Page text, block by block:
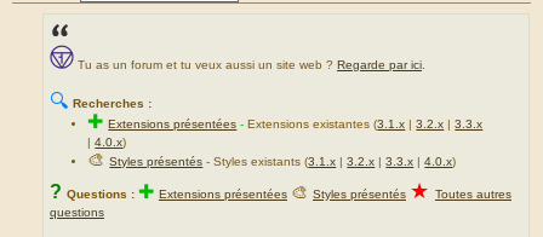
Tu as un forum et tu veux aussi un site web ? Regarde par ici
🔍 Recherches :
✚Extensions présentées -Extensions existantes (3.1.x |3.2.x |3.3.x
|4.0.x)
🎨Styles présentés - Styles existants (3.1.x |3.2.x |3.3.x |4.0.x)
? Questions : ✚ Extensions présentées 🎨 Styles présentés ★ Toutes autres
questions